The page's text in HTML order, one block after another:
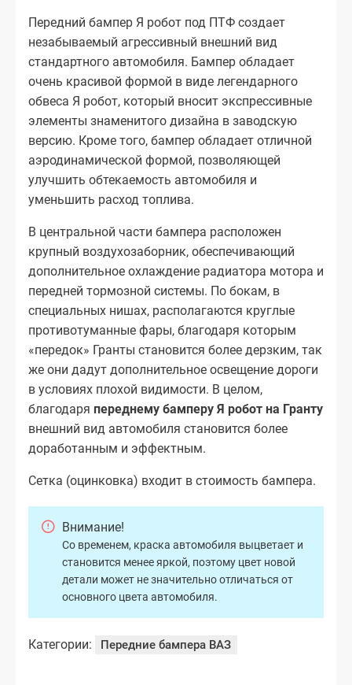
Передний бампер Я робот под ПТФ создает
незабываемый агрессивный внешний вид
стандартного автомобиля. Бампер обладает
очень красивой формой в виде легендарного
обвеса Я робот, который вносит экспрессивные
элементы знаменитого дизайна в заводскую
версию. Кроме того, бампер обладает отличной
аэродинамической формой, позволяющей
улучшить обтекаемость автомобиля и
уменьшить расход топлива.
В центральной части бампера расположен
крупный воздухозаборник, обеспечивающий
дополнительное охлаждение радиатора мотора и
передней тормозной системы. По бокам, в
специальных нишах, располагаются круглые
противотуманные фары, благодаря которым
«передок» Гранты становится более дерзким, так
же они дадут дополнительное освещение дороги
в условиях плохой видимости. В целом,
благодаря переднему бамперу Я робот на Гранту
внешний вид автомобиля становится более
доработанным и эффектным.
Сетка (оцинковка) входит в стоимость бампера.
Внимание!
Со временем, краска автомобиля выцветает и
становится менее яркой, поэтому цвет новой
детали может не значительно отличаться от
основного цвета автомобиля.
Категории: Передние бампера ВАЗ